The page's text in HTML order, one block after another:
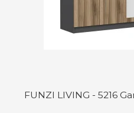
FUNZI LIVING - 5216